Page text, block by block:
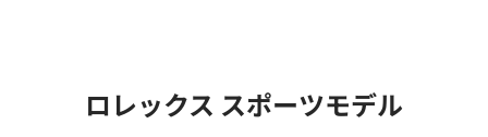
ロレックス スポーツモデル